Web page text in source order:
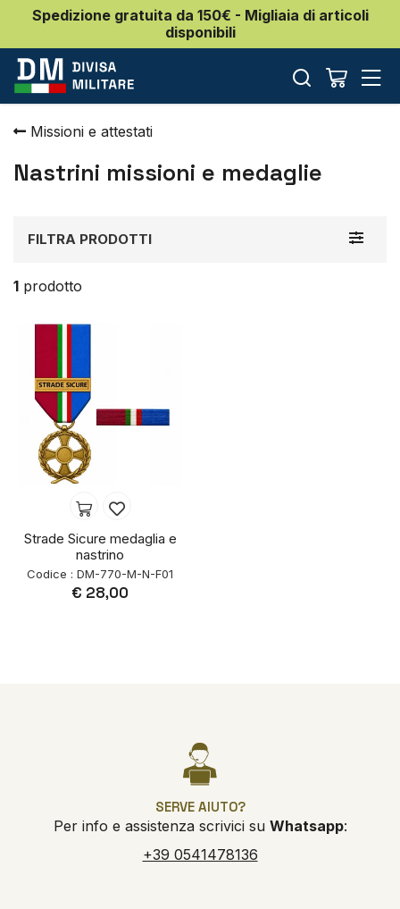
Spedizione gratuita da 150€ - Migliaia di articoli
disponibili
Missioni e attestati
Nastrini missioni e medaglie
Toggle
FILTRA PRODOTTI
1 prodotto
Strade Sicure medaglia e
nastrino
Codice : DM-770-M-N-F01
€ 28,00
SERVE AIUTO?
Per info e assistenza scrivici su Whatsapp:
+39 0541478136